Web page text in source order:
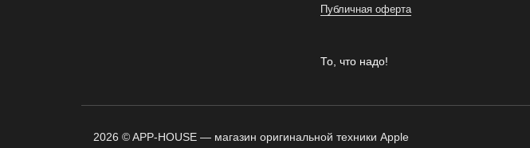
Публичная оферта
То, что надо!
2026 © APP-HOUSE — магазин оригинальной техники Apple